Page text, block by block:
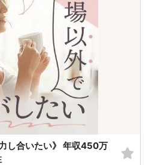
し合いたい》 年収450万